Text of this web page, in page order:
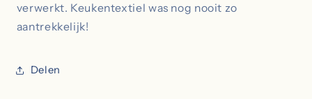
verwerkt. Keukentextiel was nog nooit zo
aantrekkelijk!
Delen